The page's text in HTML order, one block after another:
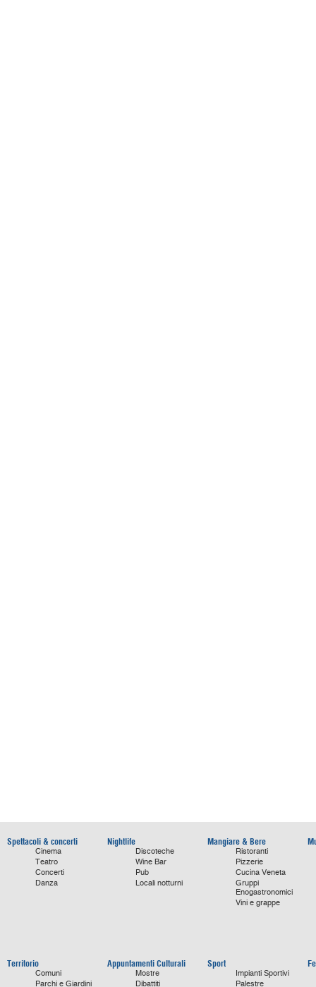
Spettacoli & concerti
Cinema
Teatro
Concerti
Danza
Nightlife
Discoteche
Wine Bar
Pub
Locali notturni
Mangiare & Bere
Ristoranti
Pizzerie
Cucina Veneta
Gruppi
Enogastronomici
Vini e grappe
Territorio
Comuni
Parchi e Giardini
Appuntamenti Culturali
Mostre
Dibattiti
Sport
Impianti Sportivi
Palestre